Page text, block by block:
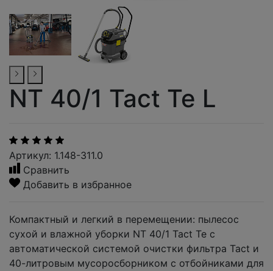
NT 40/1 Tact Te L
Артикул: 1.148-311.0
Сравнить
Добавить в избранное
Компактный и легкий в перемещении: пылесос
сухой и влажной уборки NT 40/1 Tact Te с
автоматической системой очистки фильтра Tact и
40-литровым мусоросборником с отбойниками для